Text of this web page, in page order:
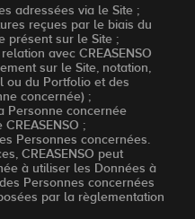
adressées via le Site ;
reçues par le biais du
présent sur le Site ;
avec CREASENSO
sur le Site, notation,
ou du Portfolio et des
concernée) ;
Personne concernée
;
Personnes concernées.
CREASENSO peut
à utiliser les Données à
Personnes concernées
par la règlementation